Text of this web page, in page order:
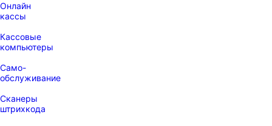
Онлайн
кассы
Кассовые
компьютеры
Само-
обслуживание
Сканеры
штрихкода